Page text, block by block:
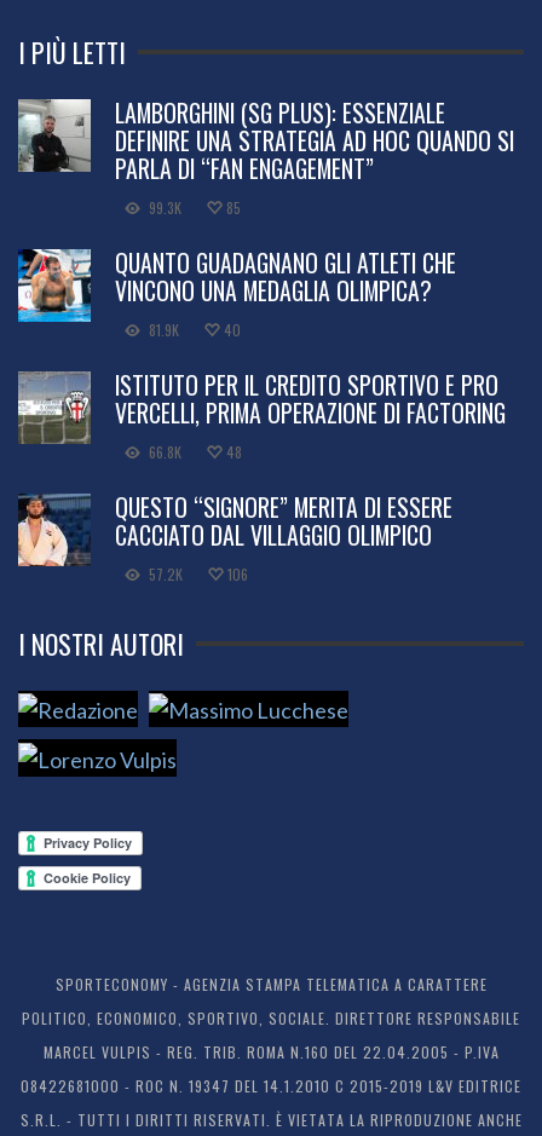
I PIÙ LETTI
LAMBORGHINI (SG PLUS): ESSENZIALE
DEFINIRE UNA STRATEGIA AD HOC QUANDO SI
PARLA DI “FAN ENGAGEMENT”
99.3K 85
QUANTO GUADAGNANO GLI ATLETI CHE
VINCONO UNA MEDAGLIA OLIMPICA?
81.9K 40
ISTITUTO PER IL CREDITO SPORTIVO E PRO
VERCELLI, PRIMA OPERAZIONE DI FACTORING
66.8K 48
QUESTO “SIGNORE” MERITA DI ESSERE
CACCIATO DAL VILLAGGIO OLIMPICO
57.2K 106
I NOSTRI AUTORI
SPORTECONOMY - AGENZIA STAMPA TELEMATICA A CARATTERE
POLITICO, ECONOMICO, SPORTIVO, SOCIALE. DIRETTORE RESPONSABILE
MARCEL VULPIS - REG. TRIB. ROMA N.160 DEL 22.04.2005 - P.IVA
08422681000 - ROC N. 19347 DEL 14.1.2010 C 2015-2019 L&V EDITRICE
S.R.L. - TUTTI I DIRITTI RISERVATI. È VIETATA LA RIPRODUZIONE ANCHE